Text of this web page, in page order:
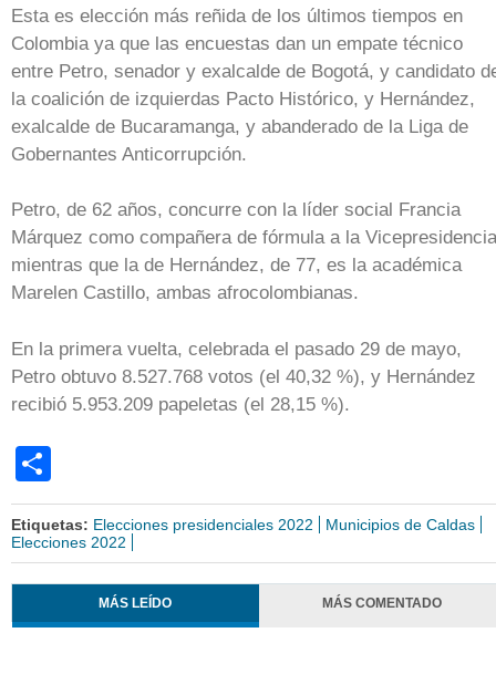
Esta es elección más reñida de los últimos tiempos en
Colombia ya que las encuestas dan un empate técnico
entre Petro, senador y exalcalde de Bogotá, y candidato
la coalición de izquierdas Pacto Histórico, y Hernández,
exalcalde de Bucaramanga, y abanderado de la Liga de
Gobernantes Anticorrupción.
Petro, de 62 años, concurre con la líder social Francia
Márquez como compañera de fórmula a la
mientras que la de Hernández, de 77, es la académica
Marelen Castillo, ambas afrocolombianas.
En la primera vuelta, celebrada el pasado 29 de mayo,
Petro obtuvo 8.527.768 votos (el 40,32 %), y Hernández
recibió 5.953.209 papeletas (el 28,15 %).
Etiquetas: Elecciones presidenciales 2022
Municipios de Caldas
Elecciones 2022
MÁS LEÍDO MÁS COMENTADO